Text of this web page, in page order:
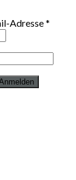
Adresse*